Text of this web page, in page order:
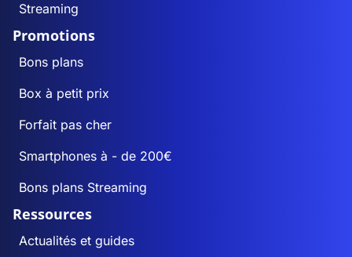
Streaming
Promotions
Bons plans
Box à petit prix
Forfait pas cher
Smartphones à - de 200€
Bons plans Streaming
Ressources
Actualités et guides